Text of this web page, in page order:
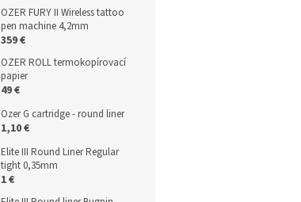
OZER FURY II Wireless tattoo
pen machine 4,2mm
359 €
OZER ROLL termokopírovací
papier
49 €
Ozer G cartridge - round liner
1,10 €
Elite III Round Liner Regular
tight 0,35mm
1 €